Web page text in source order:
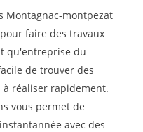
Montagnac-montpezat
faire des travaux
qu'entreprise du
de trouver des
réaliser rapidement.
vous permet de
avec des